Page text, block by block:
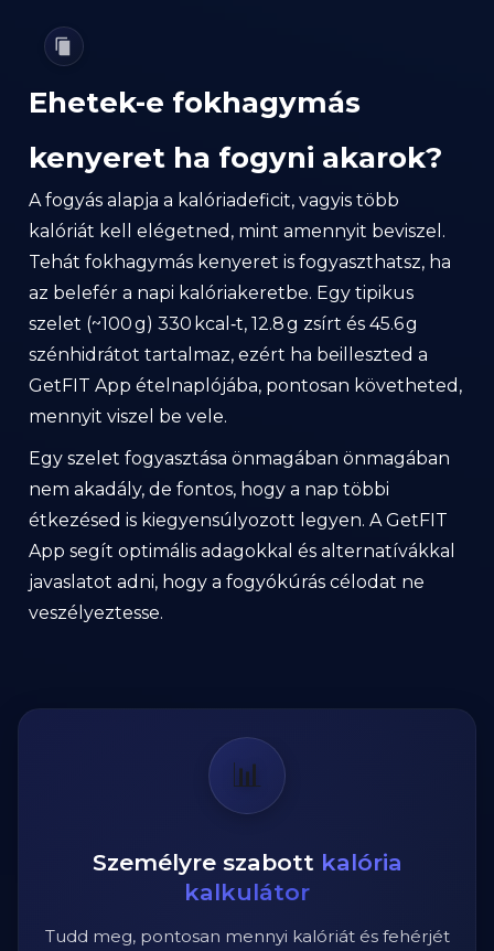
Ehetek-e fokhagymás
kenyeret ha fogyni akarok?
A fogyás alapja a kalóriadeficit, vagyis több
kalóriát kell elégetned, mint amennyit beviszel.
Tehát fokhagymás kenyeret is fogyaszthatsz, ha
az belefér a napi kalóriakeretbe. Egy tipikus
szelet (~100 g) 330 kcal‑t, 12.8 g zsírt és 45.6 g
szénhidrátot tartalmaz, ezért ha beilleszted a
GetFIT App ételnaplójába, pontosan követheted,
mennyit viszel be vele.
Egy szelet fogyasztása önmagában önmagában
nem akadály, de fontos, hogy a nap többi
étkezésed is kiegyensúlyozott legyen. A GetFIT
App segít optimális adagokkal és alternatívákkal
javaslatot adni, hogy a fogyókúrás célodat ne
veszélyeztesse.
📊
Személyre szabott kalória
kalkulátor
Tudd meg, pontosan mennyi kalóriát és fehérjét